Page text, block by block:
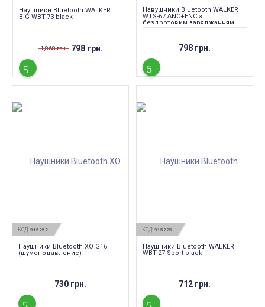
Наушники Bluetooth WALKER
BIG WBT-73 black
1,068 грн. 798 грн.
Навушники Bluetooth WALKER
WTS-67 ANC+ENC з
бездротовим заряджанням
black
798 грн.
КОД: 915252
Наушники Bluetooth XO G16
(шумоподавление)
730 грн.
КОД: 915225
Наушники Bluetooth WALKER
WBT-27 Sport black
712 грн.